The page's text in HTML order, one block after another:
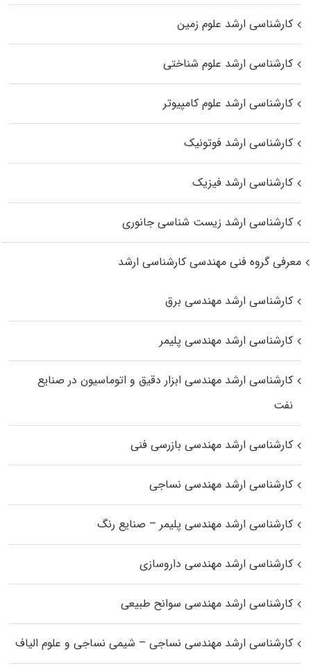
کارشناسی ارشد علوم زمین
کارشناسی ارشد علوم شناختی
کارشناسی ارشد علوم کامپیوتر
کارشناسی ارشد فوتونیک
کارشناسی ارشد فیزیک
کارشناسی ارشد زیست‌ شناسی جانوری
معرفی گروه فنی مهندسی کارشناسی ارشد
کارشناسی ارشد مهندسی برق
کارشناسی ارشد مهندسی پلیمر
کارشناسی ارشد مهندسی ابزار دقیق و اتوماسیون در صنایع
نفت
کارشناسی ارشد مهندسی بازرسی فنی
کارشناسی ارشد مهندسی نساجی
کارشناسی ارشد مهندسی پلیمر – صنایع رنگ
کارشناسی ارشد مهندسی داروسازی
کارشناسی ارشد مهندسی سوانح طبیعی
کارشناسی ارشد مهندسی نساجی – شیمی نساجی و علوم الیاف